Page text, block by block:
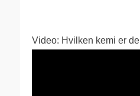
Video: Hvilken kemi er